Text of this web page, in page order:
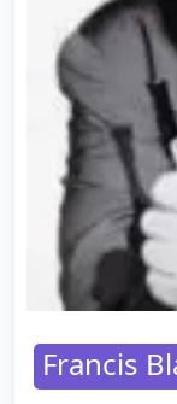
Francis